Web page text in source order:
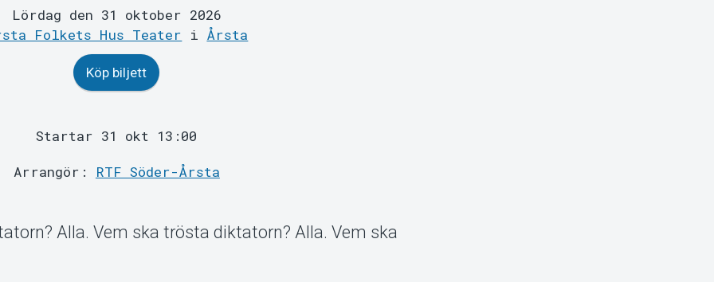
Lördag den 31 oktober 2026
Folkets Hus Teater i Årsta
Köp biljett
Startar 31 okt 13:00
Arrangör: RTF Söder-Årsta
Alla. Vem ska trösta diktatorn? Alla. Vem ska